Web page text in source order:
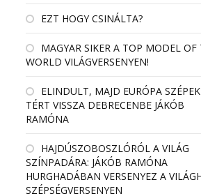
EZT HOGY CSINÁLTA?
MAGYAR SIKER A TOP MODEL OF
WORLD VILÁGVERSENYEN!
ELINDULT, MAJD EURÓPA
TÉRT VISSZA DEBRECENBE JÁKÓB
RAMÓNA
HAJDÚSZOBOSZLÓRÓL A VILÁG
SZÍNPADÁRA: JÁKÓB RAMÓNA
HURGHADÁBAN VERSENYEZ A
SZÉPSÉGVERSENYEN